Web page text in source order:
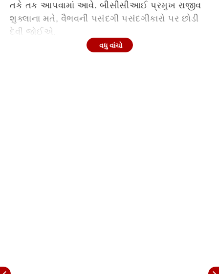
તકે તક આપવામાં આવે. બીસીસીઆઈ પ્રમુખ રાજીવ
શુક્લાના મતે, વૈભવની પસંદગી પસંદગીકારો પર છોડી
દેવી જોઈએ.
Continues below advertisement
વધુ વાંચો